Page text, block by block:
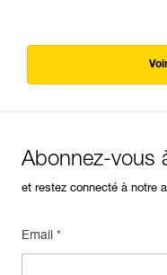
Abonnez-vous
et restez connecté à notre
Email *